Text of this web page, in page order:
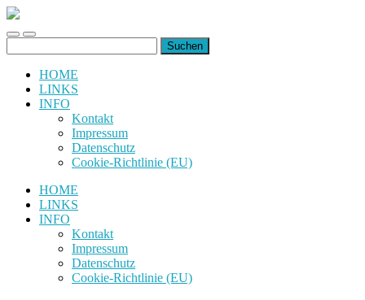
uiuiuiuiuiuiui.de
Toggle
mobile
Toggle
search
nach:
HOME
LINKS
INFO
Kontakt
Impressum
Datenschutz
Cookie-Richtlinie (EU)
HOME
LINKS
INFO
Kontakt
Impressum
Datenschutz
Cookie-Richtlinie (EU)